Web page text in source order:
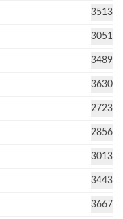
3513
3051
3489
3630
2723
2856
3013
3443
3667